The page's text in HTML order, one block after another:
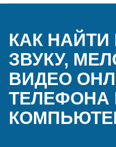
КАК
ЗВУКУ,
ВИДЕО
ТЕЛЕФОНА